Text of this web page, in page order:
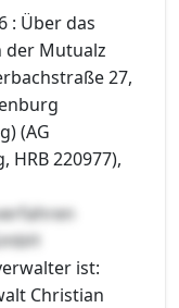
: Über das
der Mutualz
27,
(AG
HRB 220977),
ist:
Christian